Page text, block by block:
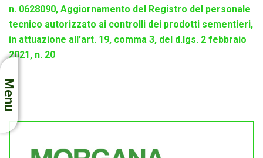
Menu
n. 0628090, Aggiornamento del Registro del personale
tecnico autorizzato ai controlli dei prodotti sementieri,
in attuazione all’art. 19, comma 3, del d.lgs. 2 febbraio
2021, n. 20